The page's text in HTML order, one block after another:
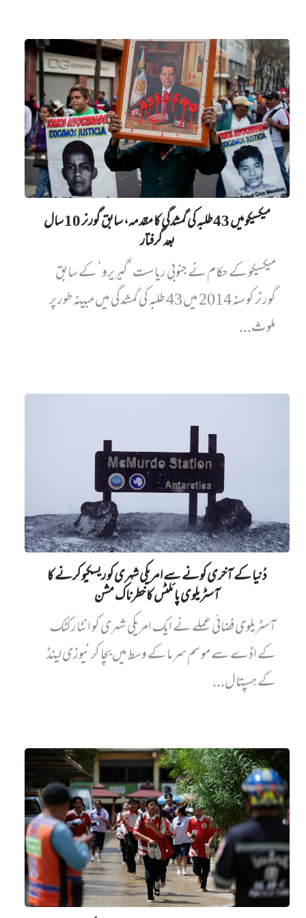
میکسیکو میں 43 طلبہ کی گمشدگی کا مقدمہ، سابق گورنر 10 سال
بعد گرفتار
میکسیکو کے حکام نے جنوبی ریاست ’گیریرو‘ کے سابق
گورنر کو سنہ 2014 میں 43 طلبہ کی گمشدگی میں مبینہ طور پر
ملوث...
دُنیا کے آخری کونے سے امریکی شہری کو ریسکیو کرنے کا
آسٹریلوی پائلٹس کا خطرناک مشن
آسٹریلوی فضائی عملے نے ایک امریکی شہری کو انٹارکٹک
کے اڈے سے موسم سرما کے وسط میں بچا کر نیوزی لینڈ
کے ہسپتال...